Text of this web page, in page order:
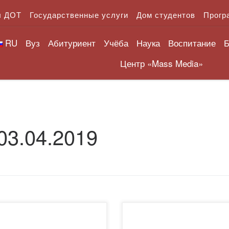
ДОТ Государственные услуги Дом студентов
RU Вуз Абитуриент Учёба Наука Воспитание
Центр «Mass Media»